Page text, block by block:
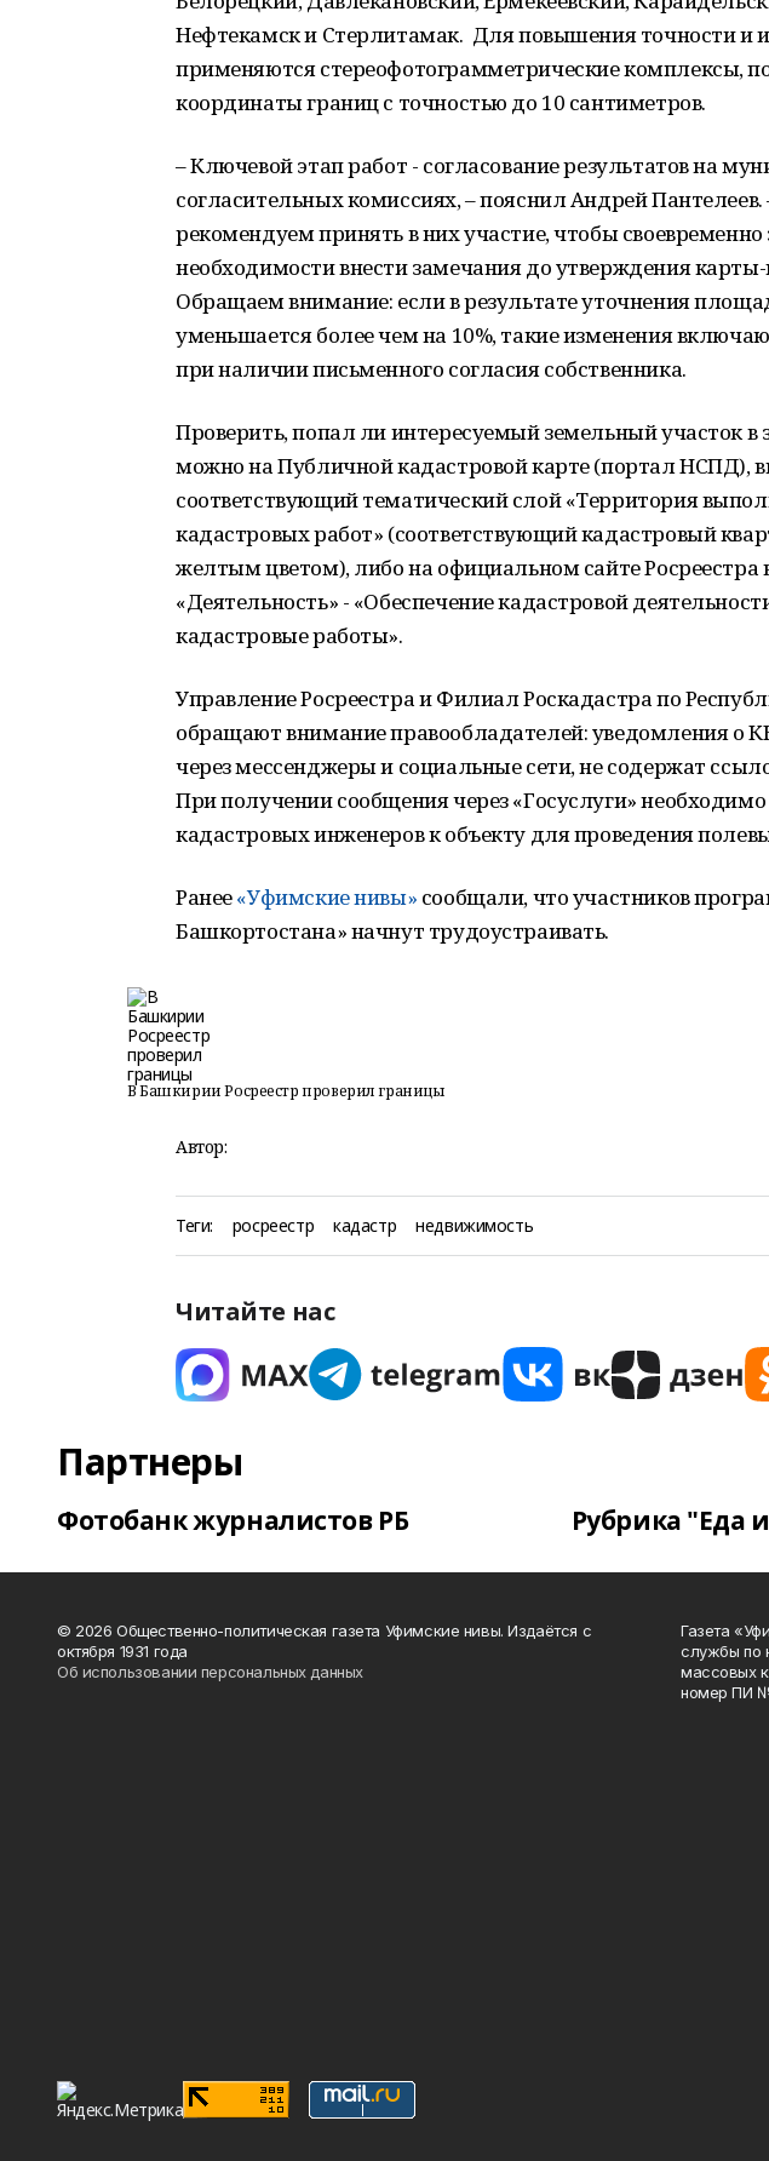
Нефтекамск и Стерлитамак. Для повышения точности и
применяются стереофотограмметрические комплексы,
координаты границ с точностью до 10 сантиметров.
– Ключевой этап работ - согласование результатов на
согласительных комиссиях, – пояснил Андрей
рекомендуем принять в них участие, чтобы
необходимости внести замечания до утверждения
Обращаем внимание: если в результате уточнения
уменьшается более чем на 10%, такие изменения
при наличии письменного согласия собственника.
Проверить, попал ли интересуемый земельный участок в
можно на Публичной кадастровой карте (портал НСПД),
соответствующий тематический слой «Территория
кадастровых работ» (соответствующий кадастровый
желтым цветом), либо на официальном сайте Росреестра
«Деятельность» - «Обеспечение кадастровой
кадастровые работы».
Управление Росреестра и Филиал Роскадастра по
обращают внимание правообладателей: уведомления о
через мессенджеры и социальные сети, не содержат
При получении сообщения через «Госуслуги»
кадастровых инженеров к объекту для проведения
Ранее«Уфимские нивы» сообщали, что участников
Башкортостана» начнут трудоустраивать.
В Башкирии Росреестр проверил границы
Автор:
Теги: росреестр кадастр недвижимость
Читайте нас
Партнеры
Фотобанк журналистов РБ Рубрика "Еда
© 2026 Общественно-политическая газета Уфимские нивы. Издаётся с
октября 1931 года
Об использовании персональных данных
Газета
службы по
массовых
номер ПИ №